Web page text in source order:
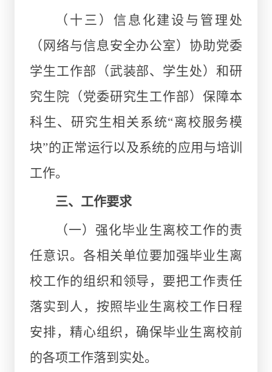
（十三）信息化建设与管理处
（网络与信息安全办公室）协助党委
学生工作部（武装部、学生处）和研
究生院（党委研究生工作部）保障本
科生、研究生相关系统“离校服务模
块”的正常运行以及系统的应用与培训
工作。
三、工作要求
（一）强化毕业生离校工作的责
任意识。各相关单位要加强毕业生离
校工作的组织和领导，要把工作责任
落实到人，按照毕业生离校工作日程
安排，精心组织，确保毕业生离校前
的各项工作落到实处。